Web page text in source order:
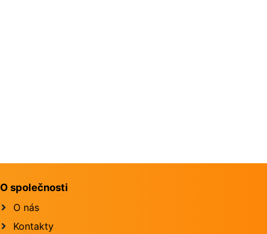
O společnosti
O nás
Kontakty